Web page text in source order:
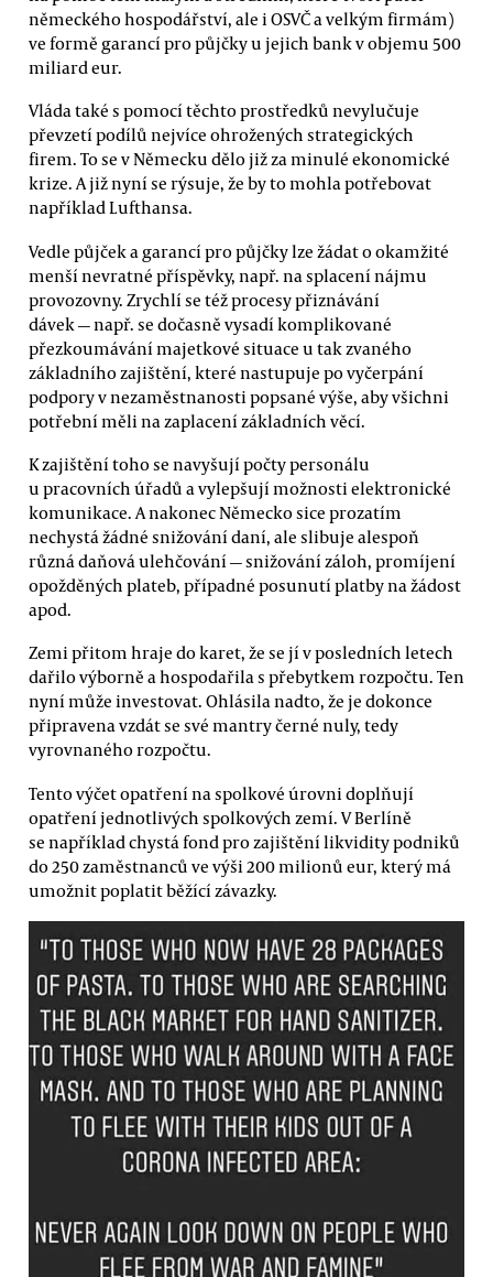
německého hospodářství, ale i OSVČ a velkým firmám)
ve formě garancí pro půjčky u jejich bank v objemu 500
miliard eur.
Vláda také s pomocí těchto prostředků nevylučuje
převzetí podílů nejvíce ohrožených strategických
firem. To se v Německu dělo již za minulé ekonomické
krize. A již nyní se rýsuje, že by to mohla potřebovat
například Lufthansa.
Vedle půjček a garancí pro půjčky lze žádat o okamžité
menší nevratné příspěvky, např. na splacení nájmu
provozovny. Zrychlí se též procesy přiznávání
dávek — např. se dočasně vysadí komplikované
přezkoumávání majetkové situace u tak zvaného
základního zajištění, které nastupuje po vyčerpání
podpory v nezaměstnanosti popsané výše, aby všichni
potřební měli na zaplacení základních věcí.
K zajištění toho se navyšují počty personálu
u pracovních úřadů a vylepšují možnosti elektronické
komunikace. A nakonec Německo sice prozatím
nechystá žádné snižování daní, ale slibuje alespoň
různá daňová ulehčování — snižování záloh, promíjení
opožděných plateb, případné posunutí platby na žádost
apod.
Zemi přitom hraje do karet, že se jí v posledních letech
dařilo výborně a hospodařila s přebytkem rozpočtu. Ten
nyní může investovat. Ohlásila nadto, že je dokonce
připravena vzdát se své mantry černé nuly, tedy
vyrovnaného rozpočtu.
Tento výčet opatření na spolkové úrovni doplňují
opatření jednotlivých spolkových zemí. V Berlíně
se například chystá fond pro zajištění likvidity podniků
do 250 zaměstnanců ve výši 200 milionů eur, který má
umožnit poplatit běžící závazky.